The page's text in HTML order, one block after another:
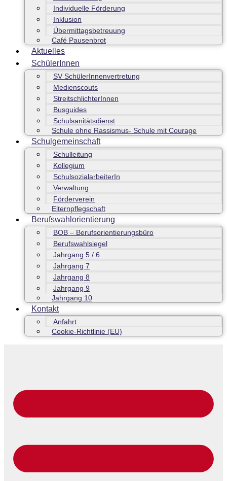
Individuelle Förderung
Inklusion
Übermittagsbetreuung
Café Pausenbrot
Aktuelles
SchülerInnen
SV SchülerInnenvertretung
Medienscouts
StreitschlichterInnen
Busguides
Schulsanitätsdienst
Schule ohne Rassismus- Schule mit Courage
Schulgemeinschaft
Schulleitung
Kollegium
SchulsozialarbeiterIn
Verwaltung
Förderverein
Elternpflegschaft
Berufswahlorientierung
BOB – Berufsorientierungsbüro
Berufswahlsiegel
Jahrgang 5 / 6
Jahrgang 7
Jahrgang 8
Jahrgang 9
Jahrgang 10
Kontakt
Anfahrt
Cookie-Richtlinie (EU)